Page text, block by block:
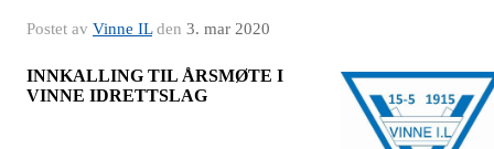
Postet av Vinne ILden 3. mar 2020
INNKALLING TIL ÅRSMØTE I
VINNE IDRETTSLAG